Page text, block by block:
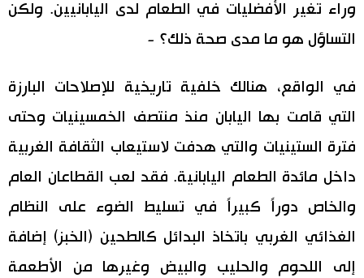
وراء تغير الأفضليات في الطعام لدى اليابانيين. ولكن
التساؤل هو ما مدى صحة ذلك؟ -
في الواقع، هنالك خلفية تاريخية للإصلاحات البارزة
التي قامت بها اليابان منذ منتصف الخمسينيات وحتى
فترة الستينيات والتي هدفت لاستيعاب الثقافة الغربية
داخل مائدة الطعام اليابانية. فقد لعب القطاعان العام
والخاص دوراً كبيراً في تسليط الضوء على النظام
الغذائي الغربي باتخاذ البدائل كالطحين (الخبز) إضافة
إلى اللحوم والحليب والبيض وغيرها من الأطعمة